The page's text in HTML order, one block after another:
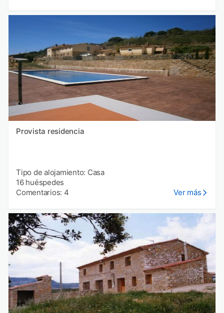
Provista residencia
Tipo de alojamiento: Casa
16 huéspedes
Comentarios: 4
Ver más